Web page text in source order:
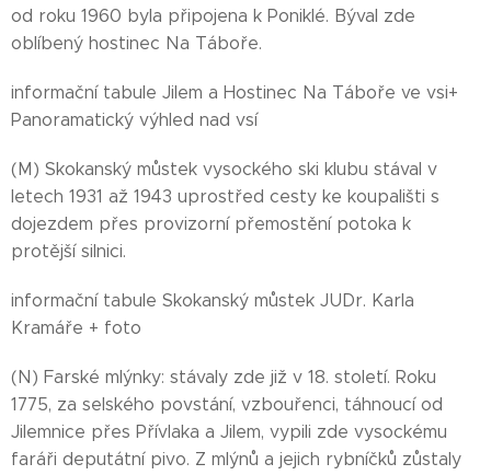
od roku 1960 byla připojena k Poniklé. Býval zde
oblíbený hostinec Na Táboře.
informační tabule Jilem a Hostinec Na Táboře ve vsi+
Panoramatický výhled nad vsí
(M) Skokanský můstek vysockého ski klubu stával v
letech 1931 až 1943 uprostřed cesty ke koupališti s
dojezdem přes provizorní přemostění potoka k
protější silnici.
informační tabule Skokanský můstek JUDr. Karla
Kramáře + foto
(N) Farské mlýnky: stávaly zde již v 18. století. Roku
1775, za selského povstání, vzbouřenci, táhnoucí od
Jilemnice přes Přívlaka a Jilem, vypili zde vysockému
faráři deputátní pivo. Z mlýnů a jejich rybníčků zůstaly